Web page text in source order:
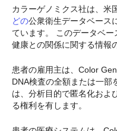
カラーゲノミクス社は、米
どの公衆衛生データベース
ています。 このデータベ
健康との関係に関する情報
患者の雇用主は、Color
DNA検査の全額または一部
は、分析目的で匿名化およ
る権利を有します。